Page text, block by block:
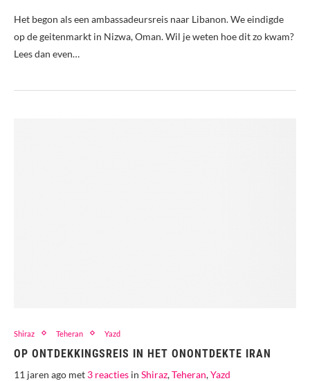
Het begon als een ambassadeursreis naar Libanon. We eindigde
op de geitenmarkt in Nizwa, Oman. Wil je weten hoe dit zo kwam?
Lees dan even…
Shiraz Teheran Yazd
OP ONTDEKKINGSREIS IN HET ONONTDEKTE IRAN
11 jaren ago met 3 reacties in Shiraz,Teheran,Yazd